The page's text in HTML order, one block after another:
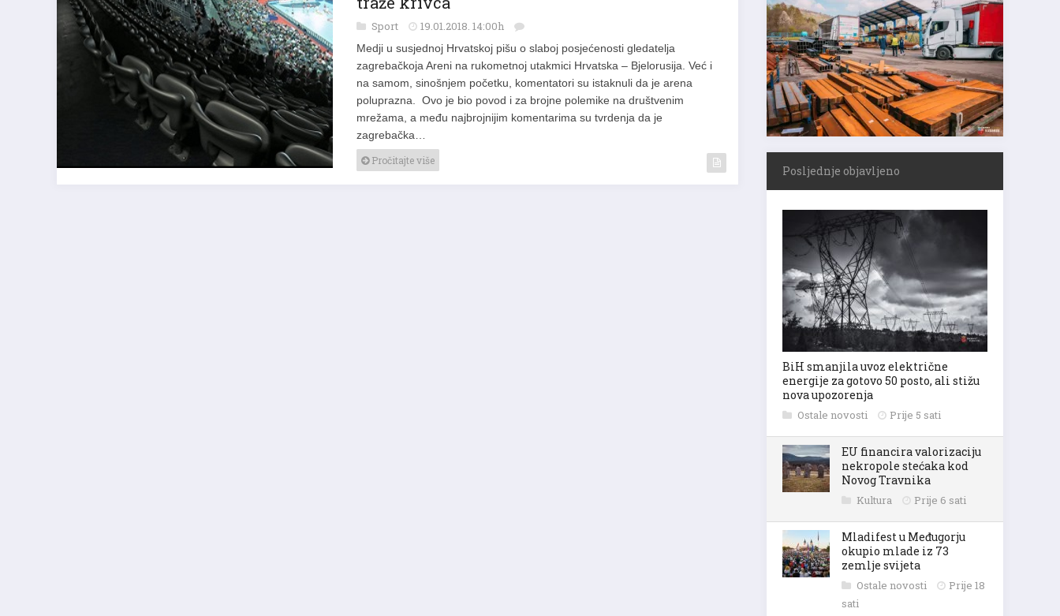
traže krivca
Sport 19.01.2018. 14:00h
Medji u susjednoj Hrvatskoj pišu o slaboj posjećenosti gledatelja
zagrebačkoja Areni na rukometnoj utakmici Hrvatska – Bjelorusija. Već i
na samom, sinošnjem početku, komentatori su istaknuli da je arena
poluprazna. Ovo je bio povod i za brojne polemike na društvenim
mrežama, a među najbrojnijim komentarima su tvrdenja da je
zagrebačka…
Pročitajte više
Posljednje objavljeno
BiH smanjila uvoz električne
energije za gotovo 50 posto, ali stižu
nova upozorenja
Ostale novosti Prije 5 sati
EU financira valorizaciju
nekropole stećaka kod
Novog Travnika
Kultura Prije 6 sati
Mladifest u Međugorju
okupio mlade iz 73
zemlje svijeta
Ostale novosti
Prije 18
sati